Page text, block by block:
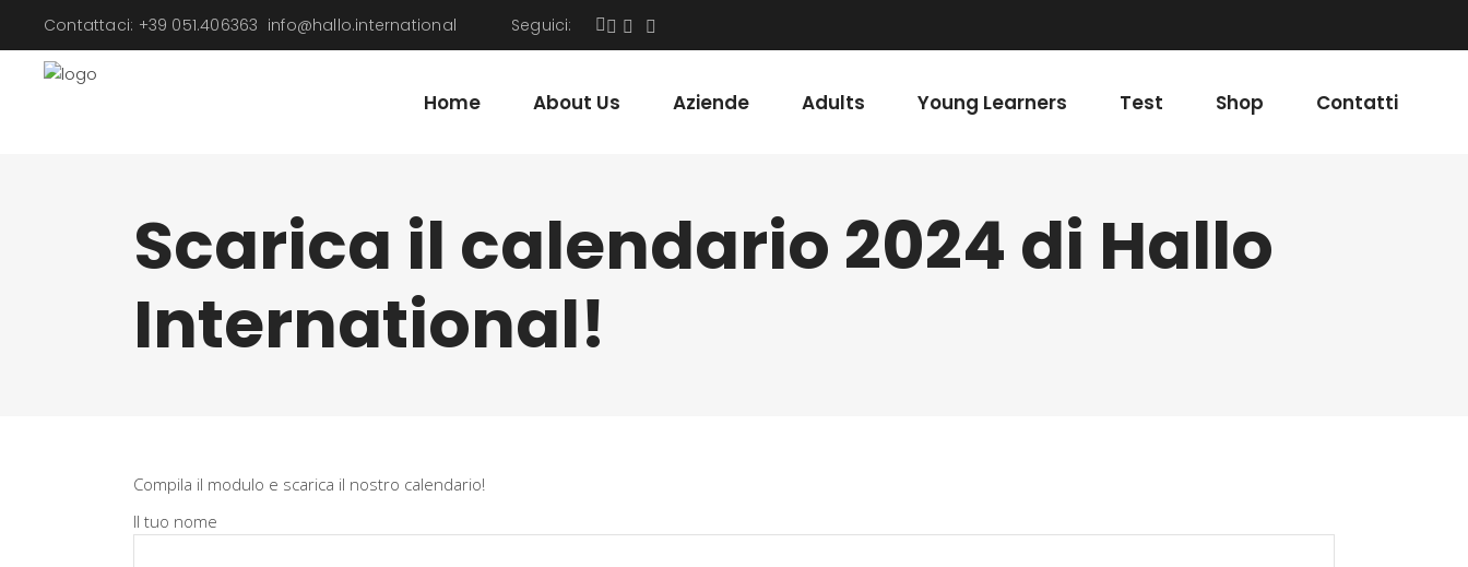
Contattaci: +39 051.406363 info@hallo.international Seguici:
Home About Us Aziende Adults Young Learners Test Shop Contatti
Scarica il calendario 2024 di Hallo
International!
Compila il modulo e scarica il nostro calendario!
Il tuo nome